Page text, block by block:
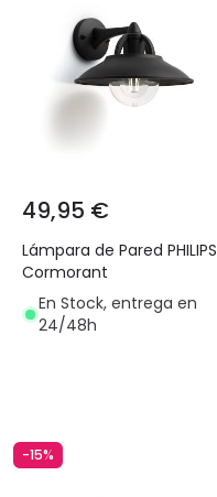
49,95 €
Lámpara de Pared PHILIPS
Cormorant
En Stock, entrega en
24/48h
-15%